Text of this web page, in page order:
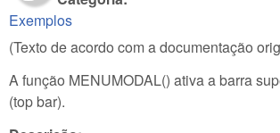
Exemplos
(Texto de acordo com a documentação
A função MENUMODAL() ativa a barra
(top bar).